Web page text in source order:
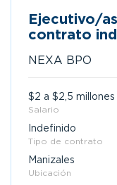
Ejecutivo/
contrato
NEXA BPO
$2 a $2,5 millones
Salario
Indefinido
Tipo de contrato
Manizales
Ubicación